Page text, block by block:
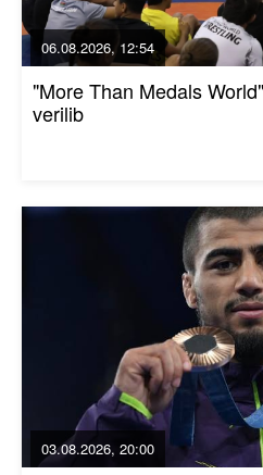
06.08.2026, 12:54
"More Than Medals
verilib
03.08.2026, 20:00